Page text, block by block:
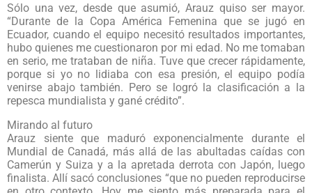
Sólo una vez, desde que asumió, Arauz quiso ser mayor.
“Durante de la Copa América Femenina que se jugó en
Ecuador, cuando el equipo necesitó resultados importantes,
hubo quienes me cuestionaron por mi edad. No me tomaban
en serio, me trataban de niña. Tuve que crecer rápidamente,
porque si yo no lidiaba con esa presión, el equipo podía
venirse abajo también. Pero se logró la clasificación a la
repesca mundialista y gané crédito”.
Mirando al futuro
Arauz siente que maduró exponencialmente durante el
Mundial de Canadá, más allá de las abultadas caídas con
Camerún y Suiza y a la apretada derrota con Japón, luego
finalista. Allí sacó conclusiones “que no pueden reproducirse